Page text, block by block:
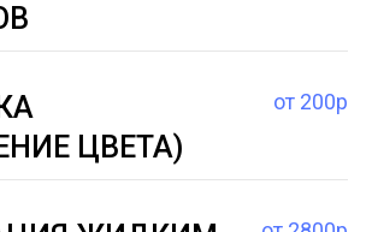
ЦВЕТА)
от 200р